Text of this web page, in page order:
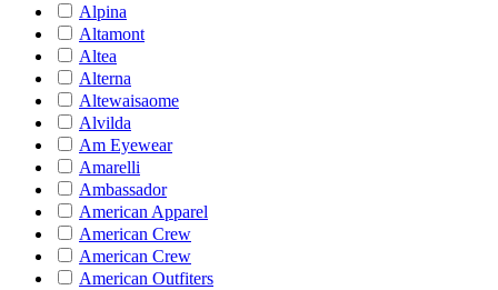
Alpina
Altamont
Altea
Alterna
Altewaisaome
Alvilda
Am Eyewear
Amarelli
Ambassador
American Apparel
American Crew
American Crew
American Outfiters